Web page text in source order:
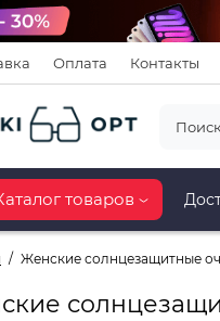
Оплата Контакты
товаров
Женские солнцезащитные